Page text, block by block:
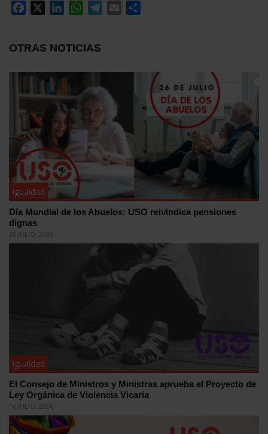
Facebook
LinkedInWhatsApp
Telegram
Email
OTRAS NOTICIAS
Igualdad
Día Mundial de los Abuelos: USO reivindica pensiones
dignas
26 JULIO, 2026
Igualdad
El Consejo de Ministros y Ministras aprueba el Proyecto de
Ley Orgánica de Violencia Vicaria
16 JULIO, 2026